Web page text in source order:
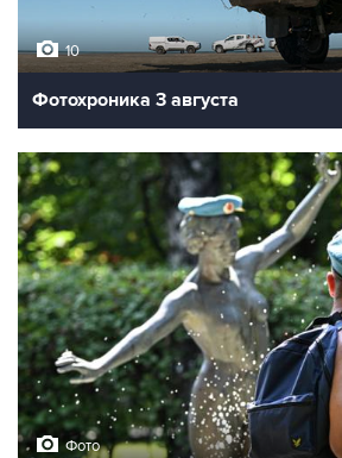
10
Фотохроника 3 августа
Фото